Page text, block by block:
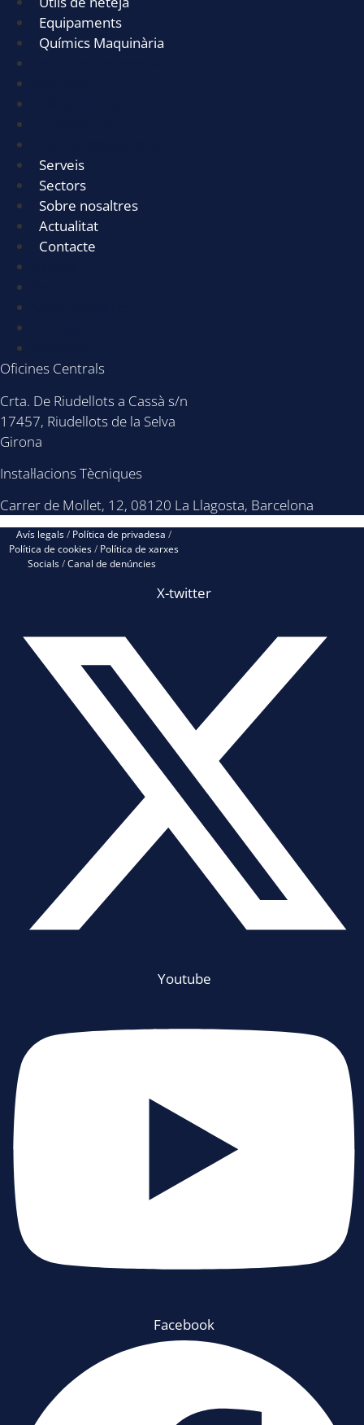
Equipaments
Químics Maquinària
Serveis
Sectors
Sobre nosaltres
Actualitat
Contacte
Oficines Centrals
Crta. De Riudellots a Cassà s/n
17457, Riudellots de la Selva
Girona
Instal·lacions Tècniques
Carrer de Mollet, 12, 08120 La Llagosta, Barcelona
Avís legals/ Política de privadesa /
Política de cookies/ Política de xarxes
Socials/Canal de denúncies
X-twitter
Youtube
Facebook